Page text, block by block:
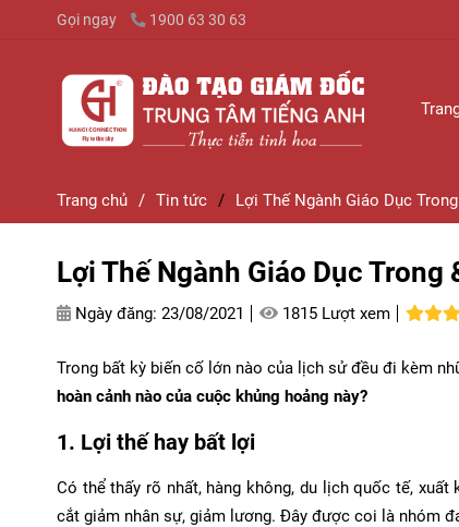
Gọi ngay 1900 63 30 63
Trang chủ / Tin tức / Lợi Thế Ngành Giáo Dục
Lợi Thế Ngành Giáo Dục Trong
Ngày đăng: 23/08/2021 1815 Lượt xem
Trong bất kỳ biến cố lớn nào của lịch sử đều đi kèm
hoàn cảnh nào của cuộc khủng hoảng này?
1. Lợi thế hay bất lợi
Có thể thấy rõ nhất, hàng không, du lịch quốc tế,
cắt giảm nhân sự, giảm lương. Đây được coi là nhóm